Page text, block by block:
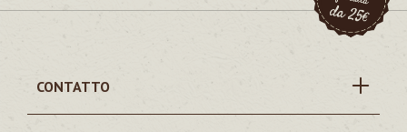
CONTATTO